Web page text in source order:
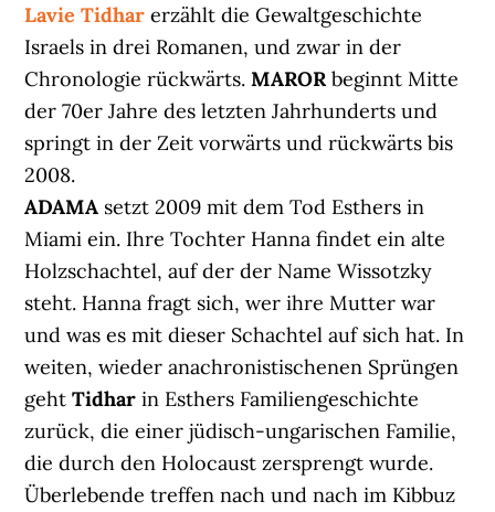
Lavie Tidhar erzählt die Gewaltgeschichte
Israels in drei Romanen, und zwar in der
Chronologie rückwärts.MARORbeginnt Mitte
der 70er Jahre des letzten Jahrhunderts und
springt in der Zeit vorwärts und rückwärts bis
2008.
ADAMA setzt 2009 mit dem Tod Esthers in
Miami ein. Ihre Tochter Hanna findet ein alte
Holzschachtel, auf der der Name Wissotzky
steht. Hanna fragt sich, wer ihre Mutter war
und was es mit dieser Schachtel auf sich hat. In
weiten, wieder anachronistischenen Sprüngen
gehtTidharin Esthers Familiengeschichte
zurück, die einer jüdisch-ungarischen Familie,
die durch den Holocaust zersprengt wurde.
Überlebende treffen nach und nach im Kibbuz